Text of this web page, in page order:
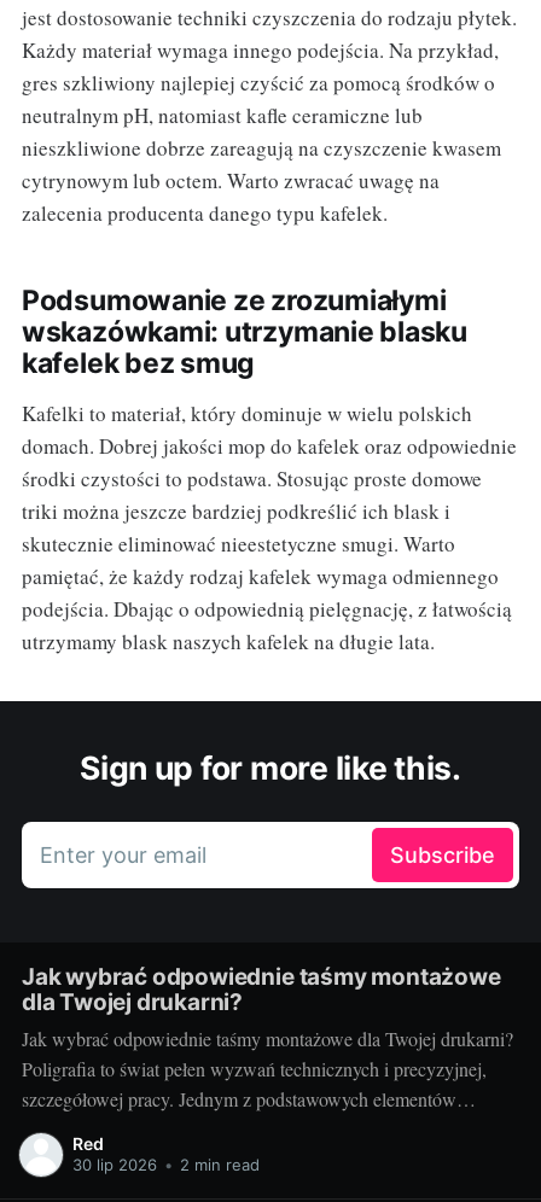
jest dostosowanie techniki czyszczenia do rodzaju płytek.
Każdy materiał wymaga innego podejścia. Na przykład,
gres szkliwiony najlepiej czyścić za pomocą środków o
neutralnym pH, natomiast kafle ceramiczne lub
nieszkliwione dobrze zareagują na czyszczenie kwasem
cytrynowym lub octem. Warto zwracać uwagę na
zalecenia producenta danego typu kafelek.
Podsumowanie ze zrozumiałymi
wskazówkami: utrzymanie blasku
kafelek bez smug
Kafelki to materiał, który dominuje w wielu polskich
domach. Dobrej jakości mop do kafelek oraz odpowiednie
środki czystości to podstawa. Stosując proste domowe
triki można jeszcze bardziej podkreślić ich blask i
skutecznie eliminować nieestetyczne smugi. Warto
pamiętać, że każdy rodzaj kafelek wymaga odmiennego
podejścia. Dbając o odpowiednią pielęgnację, z łatwością
utrzymamy blask naszych kafelek na długie lata.
Sign up for more like this.
Enter your email Subscribe
Jak wybrać odpowiednie taśmy montażowe
dla Twojej drukarni?
Jak wybrać odpowiednie taśmy montażowe dla Twojej drukarni?
Poligrafia to świat pełen wyzwań technicznych i precyzyjnej,
szczegółowej pracy. Jednym z podstawowych elementów
procesu drukarskiego, niezależnie od techniki, są taśmy
montażowe. Właściwe ich doborowanie potrafi zdziałać cuda dla
Red
30 lip 2026 • 2 min read